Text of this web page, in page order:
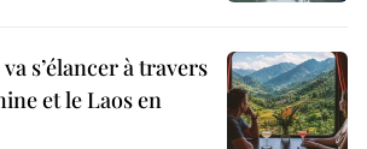
s’élancer à travers
et le Laos en